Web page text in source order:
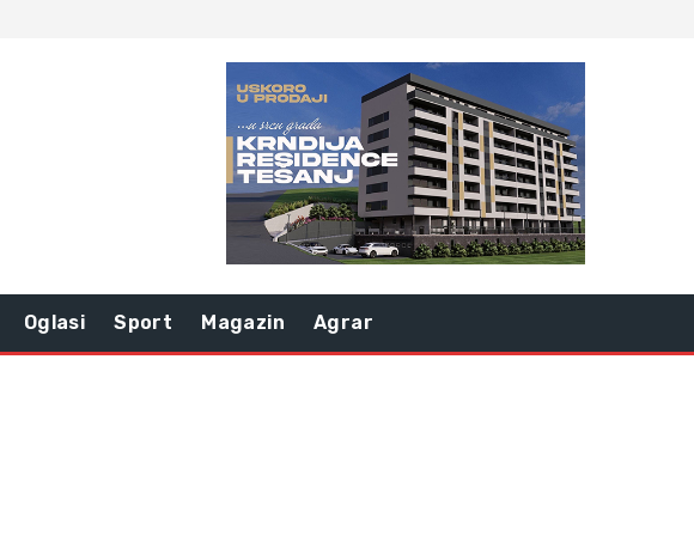
Oglasi Sport Magazin Agrar